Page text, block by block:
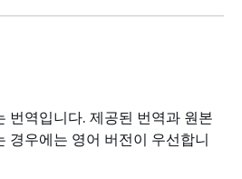
번역입니다. 제공된 번역과 원본
경우에는 영어 버전이 우선합니